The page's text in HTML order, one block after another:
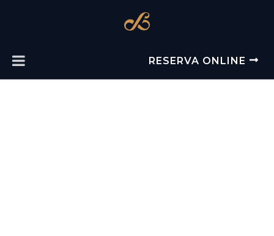
RESERVA ONLINE